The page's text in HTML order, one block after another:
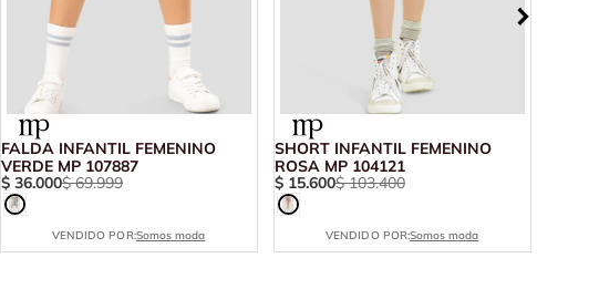
FALDA INFANTIL FEMENINO
VERDE MP 107887
$ 36.000$ 69.999
VENDIDO POR:Somos moda
SHORT INFANTIL FEMENINO
ROSA MP 104121
$ 15.600$ 103.400
VENDIDO POR:Somos moda